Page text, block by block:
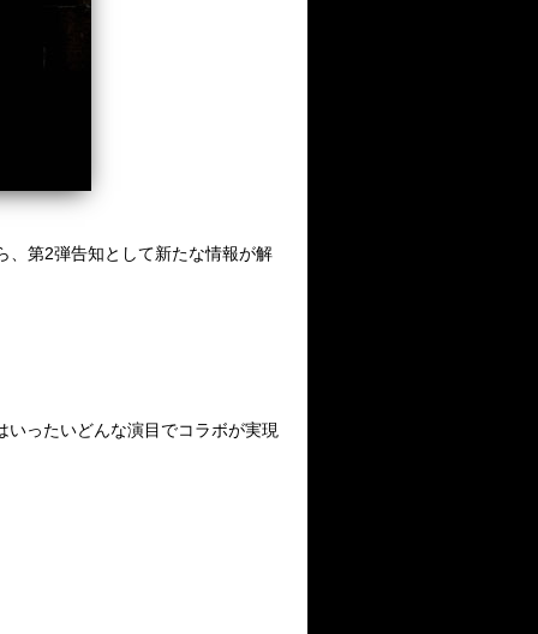
、 第2弾告知として新たな情報が解
いったいどんな演目でコラボが実現